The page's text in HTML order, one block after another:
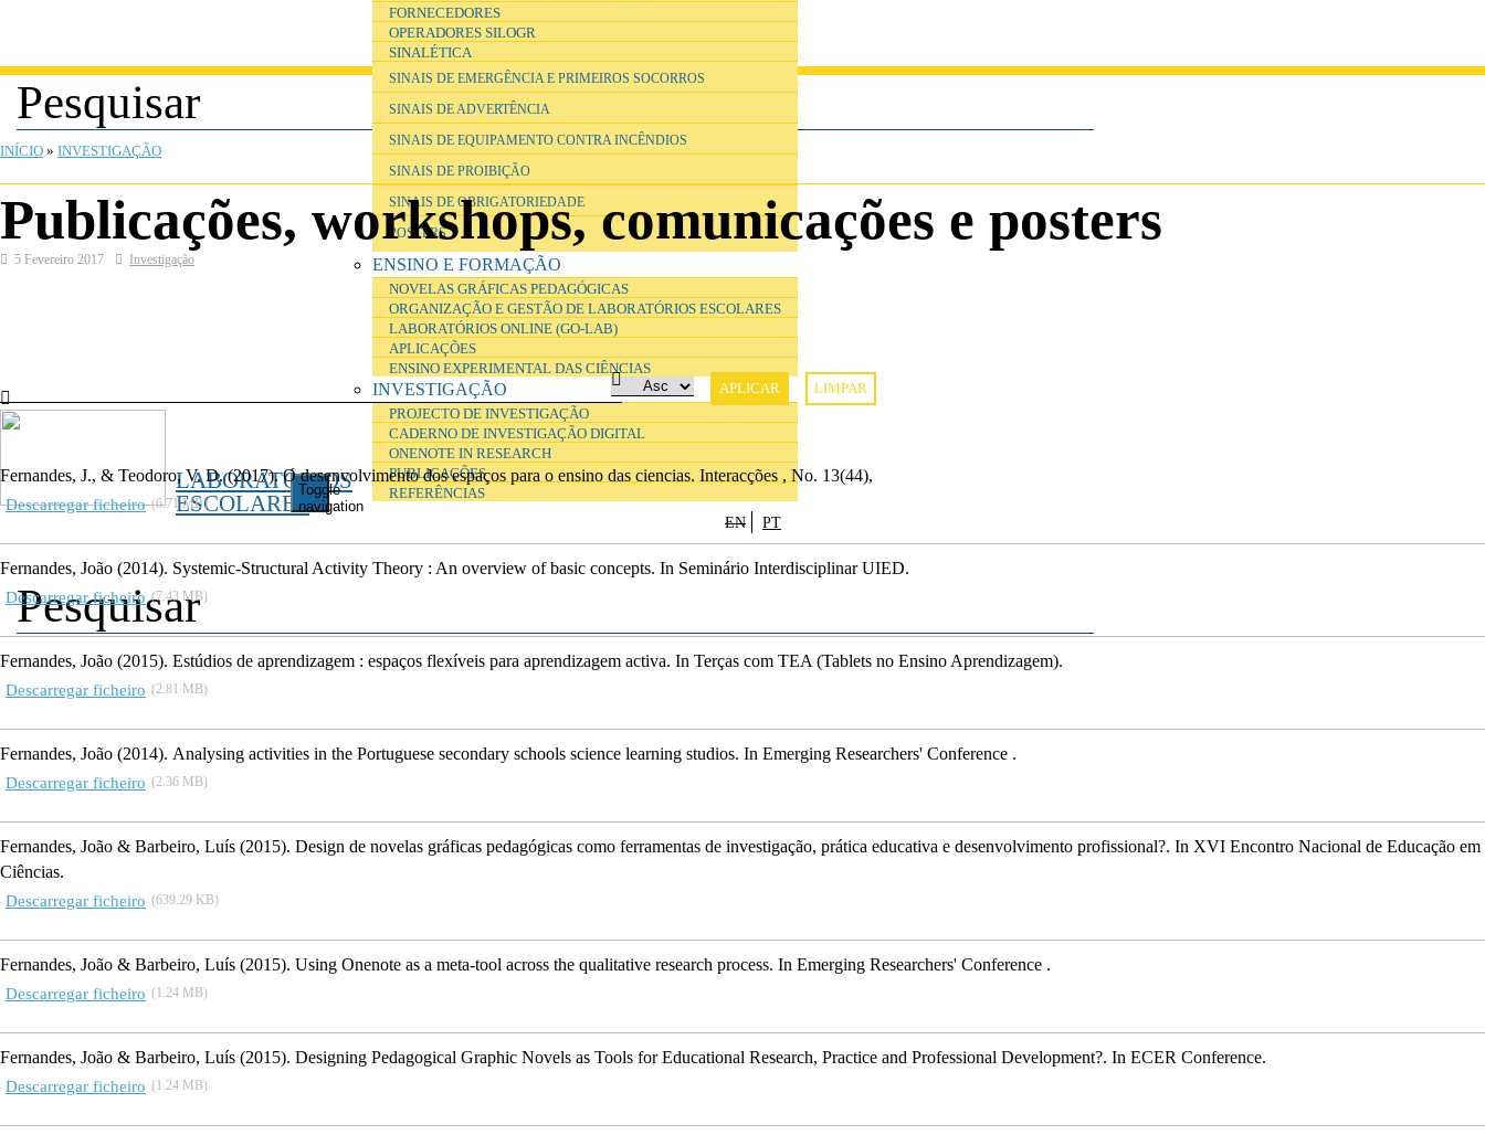
LABORATÓRIOS
ESCOLARES
Toggle
navigation
FORNECEDORES
OPERADORES SILOGR
SINALÉTICA
SINAIS DE EMERGÊNCIA E PRIMEIROS SOCORROS
SINAIS DE ADVERTÊNCIA
SINAIS DE EQUIPAMENTO CONTRA INCÊNDIOS
SINAIS DE PROIBIÇÃO
SINAIS DE OBRIGATORIEDADE
POSTERS
ENSINO E FORMAÇÃO
NOVELAS GRÁFICAS PEDAGÓGICAS
ORGANIZAÇÃO E GESTÃO DE LABORATÓRIOS ESCOLARES
LABORATÓRIOS ONLINE (GO-LAB)
APLICAÇÕES
ENSINO EXPERIMENTAL DAS CIÊNCIAS
INVESTIGAÇÃO
PROJECTO DE INVESTIGAÇÃO
CADERNO DE INVESTIGAÇÃO DIGITAL
ONENOTE IN RESEARCH
PUBLICAÇÕES
REFERÊNCIAS
EN PT
ESTÁ AQUI
INÍCIO » INVESTIGAÇÃO
Publicações, workshops, comunicações e posters
5 Fevereiro 2017 Investigação
Fernandes, J., & Teodoro, V. D. (2017). O desenvolvimento dos espaços para o ensino das ciencias. Interacções , No. 13(44),
Descarregar ficheiro (6.71 MB)
Fernandes, João (2014). Systemic-Structural Activity Theory : An overview of basic concepts. In Seminário Interdisciplinar UIED.
Descarregar ficheiro (7.43 MB)
Fernandes, João (2015). Estúdios de aprendizagem : espaços flexíveis para aprendizagem activa. In Terças com TEA (Tablets no Ensino Aprendizagem).
Descarregar ficheiro (2.81 MB)
Fernandes, João (2014). Analysing activities in the Portuguese secondary schools science learning studios. In Emerging Researchers' Conference .
Descarregar ficheiro (2.36 MB)
Fernandes, João & Barbeiro, Luís (2015). Design de novelas gráficas pedagógicas como ferramentas de investigação, prática educativa e desenvolvimento profissional?. In XVI Encontro Nacional de Educação em
Ciências.
Descarregar ficheiro (639.29 KB)
Fernandes, João & Barbeiro, Luís (2015). Using Onenote as a meta-tool across the qualitative research process. In Emerging Researchers' Conference .
Descarregar ficheiro (1.24 MB)
Fernandes, João & Barbeiro, Luís (2015). Designing Pedagogical Graphic Novels as Tools for Educational Research, Practice and Professional Development?. In ECER Conference.
Descarregar ficheiro (1.24 MB)